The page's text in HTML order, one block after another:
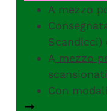
A mezzo
Scandicci)
A mezzo
Con